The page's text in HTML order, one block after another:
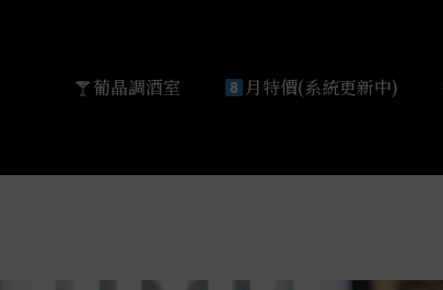
葡晶調酒室 月特價(系統更新中)